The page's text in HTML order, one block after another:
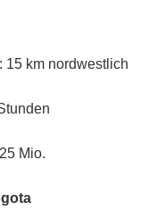
15 km nordwestlich
Mio.